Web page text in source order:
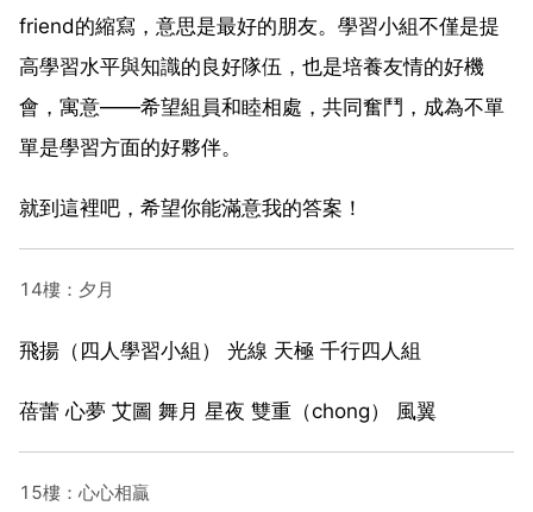
friend的縮寫，意思是最好的朋友。學習小組不僅是提
高學習水平與知識的良好隊伍，也是培養友情的好機
會，寓意——希望組員和睦相處，共同奮鬥，成為不單
單是學習方面的好夥伴。
就到這裡吧，希望你能滿意我的答案！
14樓：夕月
飛揚（四人學習小組） 光線 天極 千行四人組
蓓蕾 心夢 艾圖 舞月 星夜 雙重（chong） 風翼
15樓：心心相贏